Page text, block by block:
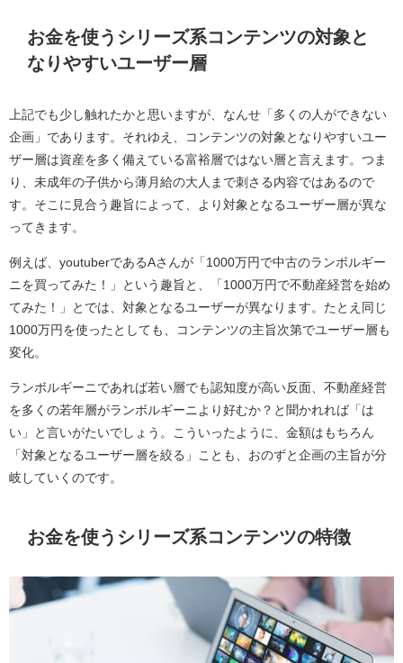
お金を使うシリーズ系コンテンツの対象と
なりやすいユーザー層
上記でも少し触れたかと思いますが、なんせ「多くの人ができない
企画」であります。それゆえ、コンテンツの対象となりやすいユー
ザー層は資産を多く備えている富裕層ではない層と言えます。つま
り、未成年の子供から薄月給の大人まで刺さる内容ではあるので
す。そこに見合う趣旨によって、より対象となるユーザー層が異な
ってきます。
例えば、youtuberであるAさんが「1000万円で中古のランボルギー
ニを買ってみた！」という趣旨と、「1000万円で不動産経営を始め
てみた！」とでは、対象となるユーザーが異なります。たとえ同じ
1000万円を使ったとしても、コンテンツの主旨次第でユーザー層も
変化。
ランボルギーニであれば若い層でも認知度が高い反面、不動産経営
を多くの若年層がランボルギーニより好むか？と聞かれれば「は
い」と言いがたいでしょう。こういったように、金額はもちろん
「対象となるユーザー層を絞る」ことも、おのずと企画の主旨が分
岐していくのです。
お金を使うシリーズ系コンテンツの特徴